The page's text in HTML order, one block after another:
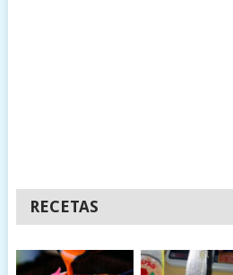
RECETAS